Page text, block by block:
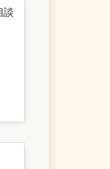
談